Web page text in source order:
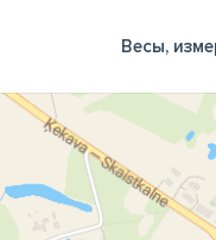
Весы,